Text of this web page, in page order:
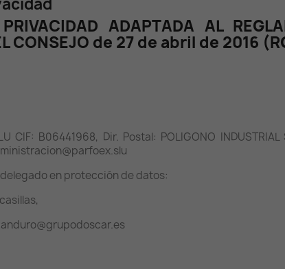
ADAPTADA AL
CONSEJO de 27 de abril de 2016
CIF: B06441968, Dir. Postal: POLIGONO
en protección de datos: